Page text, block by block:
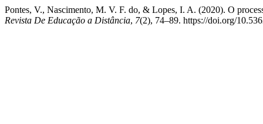
Pontes, V., Nascimento, M. V. F. do, & Lopes, I. A. (2020). O
Revista De Educação a Distância, 7(2), 74–89. https://doi.org/